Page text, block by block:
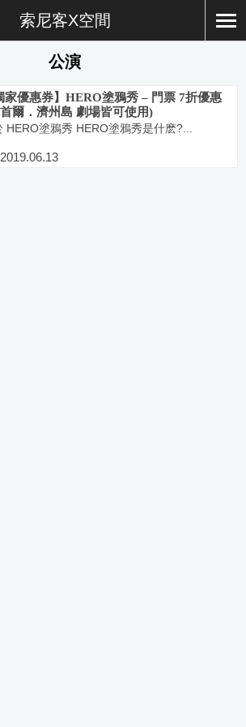
索尼客X空間
公演
家優惠券】HERO塗鴉秀 – 門票 7折優惠
爾．濟州島 劇場皆可使用)
HERO塗鴉秀 HERO塗鴉秀是什麽?...
2019.06.13